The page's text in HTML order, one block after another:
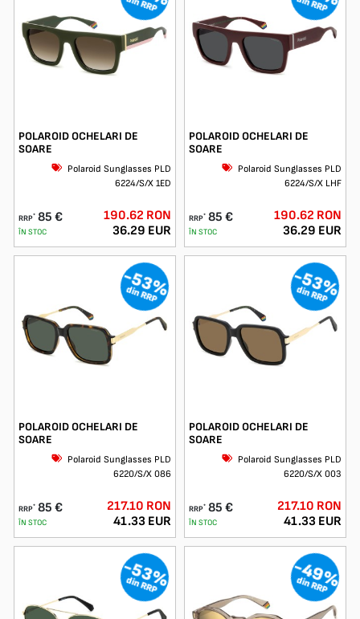
POLAROID OCHELARI DE
SOARE
Polaroid Sunglasses PLD
6224/S/X 1ED
RRP* 85 €
ÎN STOC
190.62 RON
36.29 EUR
POLAROID OCHELARI DE
SOARE
Polaroid Sunglasses PLD
6224/S/X LHF
RRP* 85 €
ÎN STOC
190.62 RON
36.29 EUR
-53%
din RRP
POLAROID OCHELARI DE
SOARE
Polaroid Sunglasses PLD
6220/S/X 086
RRP* 85 €
ÎN STOC
217.10 RON
41.33 EUR
-53%
din RRP
POLAROID OCHELARI DE
SOARE
Polaroid Sunglasses PLD
6220/S/X 003
RRP* 85 €
ÎN STOC
217.10 RON
41.33 EUR
-53%
din RRP -49%
din RRP